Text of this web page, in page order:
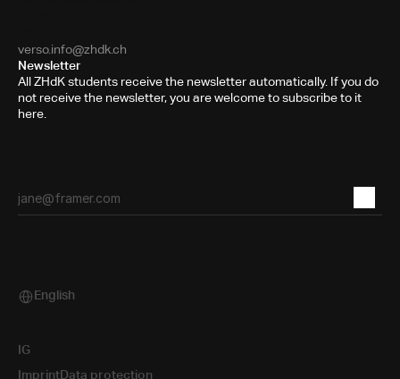
verso.info@zhdk.ch
Newsletter
All ZHdK students receive the newsletter automatically. If you do
not receive the newsletter, you are welcome to subscribe to it
here.
Select Language
English
ImprintData protection
IG